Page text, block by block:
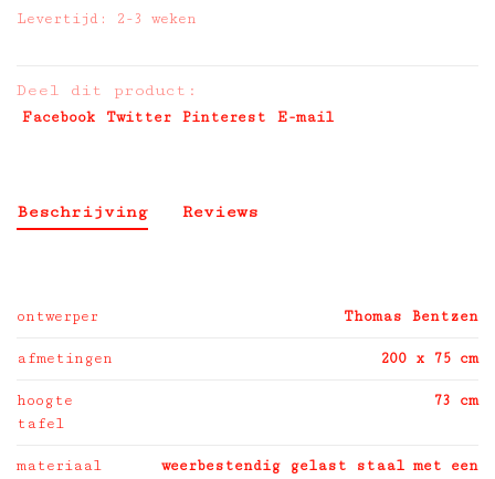
Levertijd: 2-3 weken
Deel dit product:
Facebook Twitter Pinterest E-mail
Beschrijving Reviews
ontwerper Thomas Bentzen
afmetingen 200 x 75 cm
hoogte
tafel
73 cm
materiaal
weerbestendig gelast staal met een